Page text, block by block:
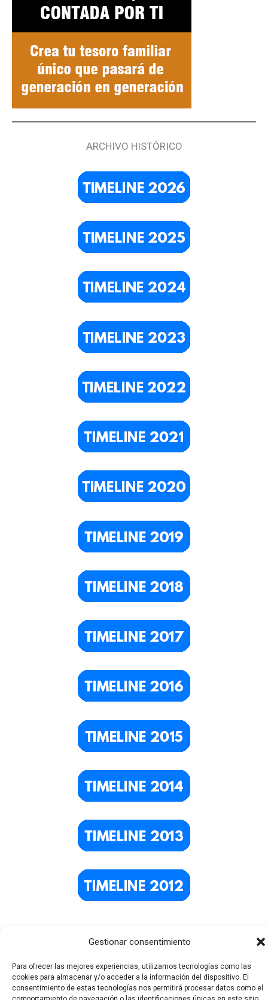
Gestionar consentimiento
Para ofrecer las mejores experiencias, utilizamos tecnologías como las
cookies para almacenar y/o acceder a la información del dispositivo. El
consentimiento de estas tecnologías nos permitirá procesar datos como el
ARCHIVO HISTÓRICO